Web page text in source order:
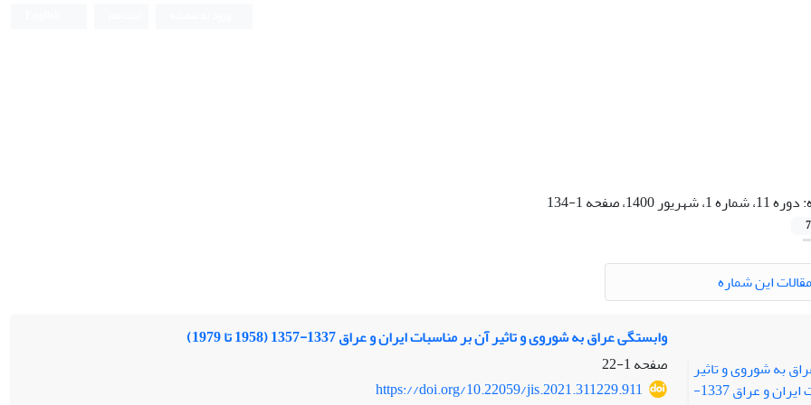
دوره 11، شماره 1، شهریور 1400، صفحه 1-134
7
این شماره
وابستگی عراق به شوروی و تاثیر آن بر مناسبات ایران و عراق 1337-1357 (1958 تا 1979)
صفحه1-22
https://doi.org/10.22059/jis.2021.311229.911